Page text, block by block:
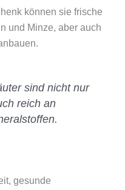
können sie frische
und Minze, aber auch
sind nicht nur
reich an
gesunde